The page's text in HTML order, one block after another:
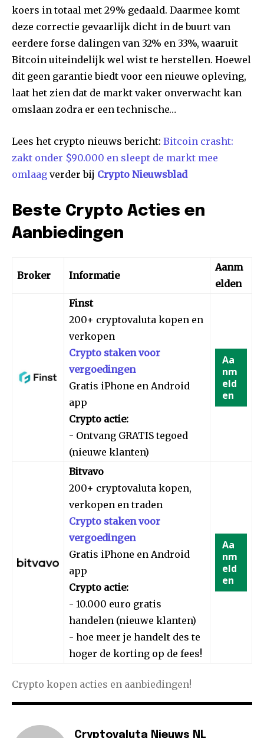
koers in totaal met 29% gedaald. Daarmee komt
deze correctie gevaarlijk dicht in de buurt van
eerdere forse dalingen van 32% en 33%, waaruit
Bitcoin uiteindelijk wel wist te herstellen. Hoewel
dit geen garantie biedt voor een nieuwe opleving,
laat het zien dat de markt vaker onverwacht kan
omslaan zodra er een technische…
Lees het crypto nieuws bericht: Bitcoin crasht:
zakt onder $90.000 en sleept de markt mee
omlaag verder bij Crypto Nieuwsblad
Beste Crypto Acties en
Aanbiedingen
Broker Informatie
Aanm
elden
Finst
200+ cryptovaluta kopen en
verkopen
Crypto staken voor
vergoedingen
Gratis iPhone en Android
app
Crypto actie:
- Ontvang GRATIS tegoed
(nieuwe klanten)
Aa
nm
eld
en
Bitvavo
200+ cryptovaluta kopen,
verkopen en traden
Crypto staken voor
vergoedingen
Gratis iPhone en Android
app
Crypto actie:
- 10.000 euro gratis
handelen (nieuwe klanten)
- hoe meer je handelt des te
hoger de korting op de fees!
Aa
nm
eld
en
Crypto kopen acties en aanbiedingen!
Cryptovaluta Nieuws NL